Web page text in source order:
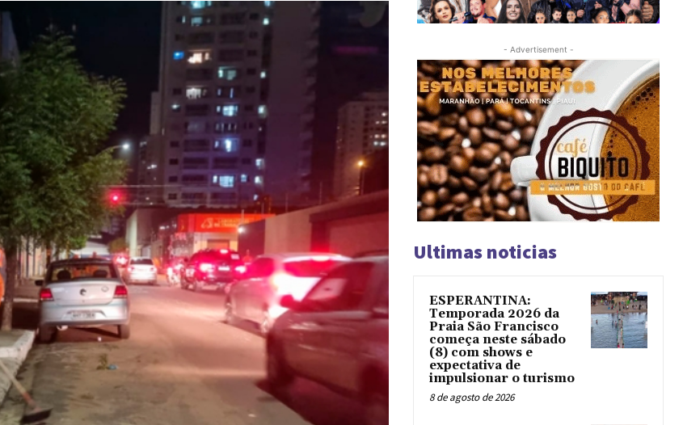
- Advertisement -
Ultimas noticias
ESPERANTINA:
Temporada 2026 da
Praia São Francisco
começa neste sábado
(8) com shows e
expectativa de
impulsionar o turismo
8 de agosto de 2026